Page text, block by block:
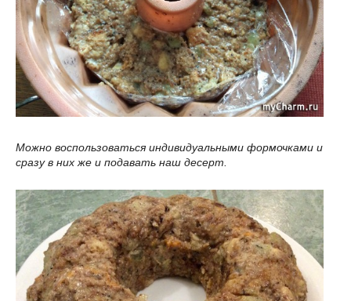
Можно воспользоваться индивидуальными формочками и
сразу в них же и подавать наш десерт.